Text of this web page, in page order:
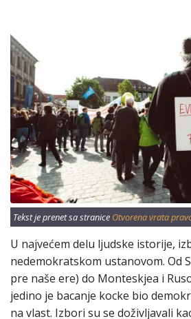
Tekst je prenet sa stranice Otvorena vrata
U najvećem delu ljudske istorije,
nedemokratskom ustanovom. Od
pre naše ere) do Monteskjea i
jedino je bacanje kocke bio
na vlast. Izbori su se doživljavali